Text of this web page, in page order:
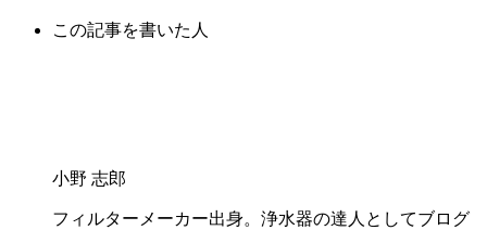
この記事を書いた人
小野 志郎
フィルターメーカー出身。浄水器の達人としてブログ